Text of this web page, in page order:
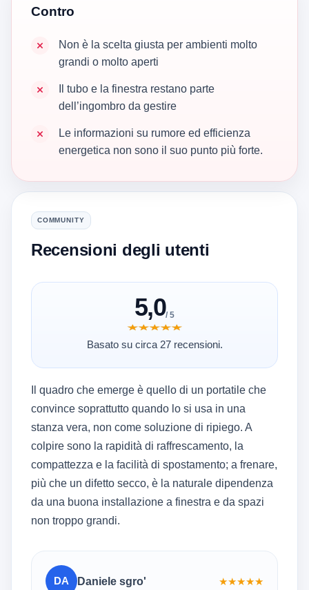
Contro
Non è la scelta giusta per ambienti molto
grandi o molto aperti
Il tubo e la finestra restano parte
dell’ingombro da gestire
Le informazioni su rumore ed efficienza
energetica non sono il suo punto più forte.
COMMUNITY
Recensioni degli utenti
Il quadro che emerge è quello di un portatile che
convince soprattutto quando lo si usa in una
stanza vera, non come soluzione di ripiego. A
colpire sono la rapidità di raffrescamento, la
compattezza e la facilità di spostamento; a frenare,
più che un difetto secco, è la naturale dipendenza
da una buona installazione a finestra e da spazi
non troppo grandi.
5,0/ 5
★★★★★
★★★★★
Basato su circa 27 recensioni.
DA Daniele sgro' ★★★★★